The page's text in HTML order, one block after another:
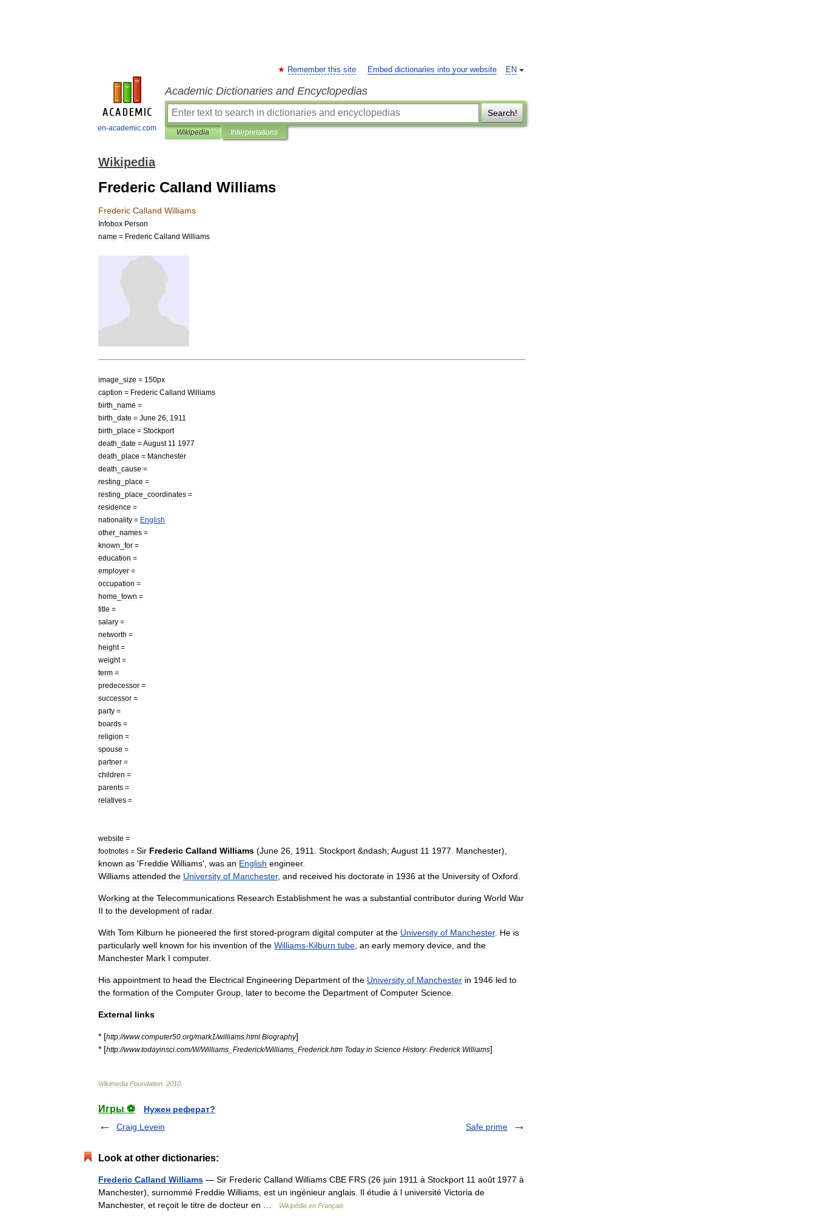
en-academic.com
EN
Remember this site Embed dictionaries into your website
Academic Dictionaries and Encyclopedias
Search!
Wikipedia Interpretations
Wikipedia
Frederic Calland Williams
Frederic Calland Williams
Infobox Person
name = Frederic Calland Williams
image size = 150px
caption = Frederic Calland Williams
birth
name =
birth
date = June 26
1911
birth
place = Stockport
death
date =August 11 1977
death
place = Manchester
death
cause =
resting
place =
resting
place coordinates =
residence =
nationality = English
other names =
known
for =
education =
employer =
occupation =
home
town =
title =
salary =
networth =
height=
weight=
term =
predecessor =
successor =
party =
boards =
religion =
spouse =
partner =
children =
parents =
relatives =
website =
footnotes = Sir Frederic Calland Williams (June 26 1911 Stockport &ndash; August 11 1977 Manchester),
known as 'Freddie Williams', was an English engineer.
Williams attended the University of Manchester, and received his doctorate in 1936 at the University of Oxford
Working at the Telecommunications Research Establishment he was a substantial contributor during World War
II to the development of radar.
With Tom Kilburn he pioneered the first stored-program digital computer at the University of Manchester. He is
particularly well known for his invention of the Williams-Kilburn tube an early memory device and the
Manchester Mark I computer.
His appointment to head the Electrical Engineering Department of the University of Manchester in 1946 led to
the formation of the Computer Group later to become the Department of Computer Science
External links
* [http://www.computer50 org/mark1/williams html Biography]
* [http://www.todayinsci com/W/Williams Frederick/Williams Frederick.htm Today in Science History: Frederick Williams]
Wikimedia Foundation 2010
Игры ⚽
Нужен реферат?
Craig Levein
Safe prime
Look at other dictionaries:
Frederic Calland Williams — Sir Frederic Calland Williams CBE FRS (26 juin 1911 à Stockport 11 août 1977 à
Manchester), surnommé Freddie Williams, est un ingénieur anglais. Il étudie à l université Victoria de
Manchester, et reçoit le titre de docteur en …
Wikipédia en Français